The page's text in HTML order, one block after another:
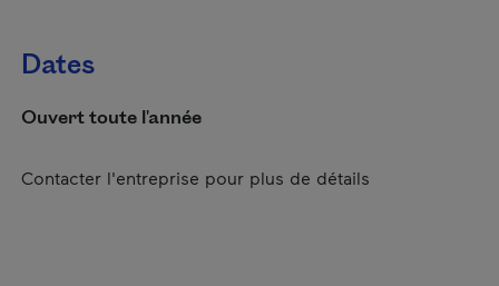
Dates
Ouvert toute l'année
Contacter l'entreprise pour plus de détails